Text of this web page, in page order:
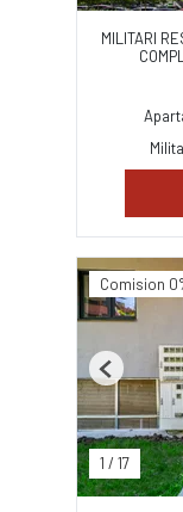
MILITARI
Comision
1 / 17
Previous